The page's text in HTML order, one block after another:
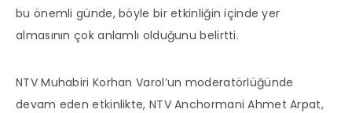
bu önemli günde, böyle bir etkinliğin içinde yer
almasının çok anlamlı olduğunu belirtti.
NTV Muhabiri Korhan Varol’un moderatörlüğünde
devam eden etkinlikte, NTV Anchormani Ahmet Arpat,